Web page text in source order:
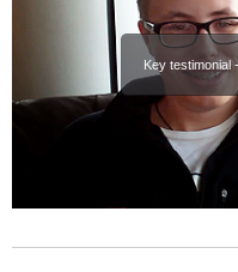
Key testimonial